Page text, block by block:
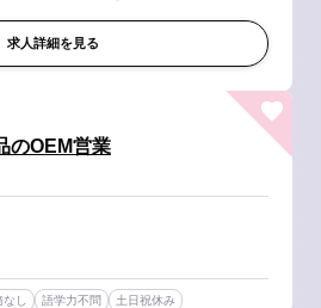
ントラルキッチンでの業務について
求人詳細を見る
のOEM営業
し 語学力不問
土日祝休み